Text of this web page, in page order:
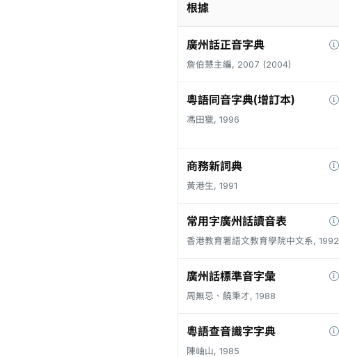
根據
廣州話正音字典
詹伯慧主編, 2007 (2004)
粵語同音字典(增訂本)
馮田獵, 1996
商務新詞典
黃港生, 1991
常用字廣州話讀音表
香港教育署語文教育學院中文系, 1992
廣州話標準音字彙
周無忌、饒秉才, 1988
粵語查音識字字典
陳岫山, 1985